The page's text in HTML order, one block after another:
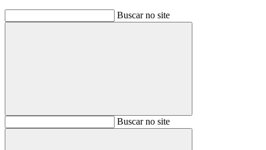
Buscar no site
BuscarBuscar no site